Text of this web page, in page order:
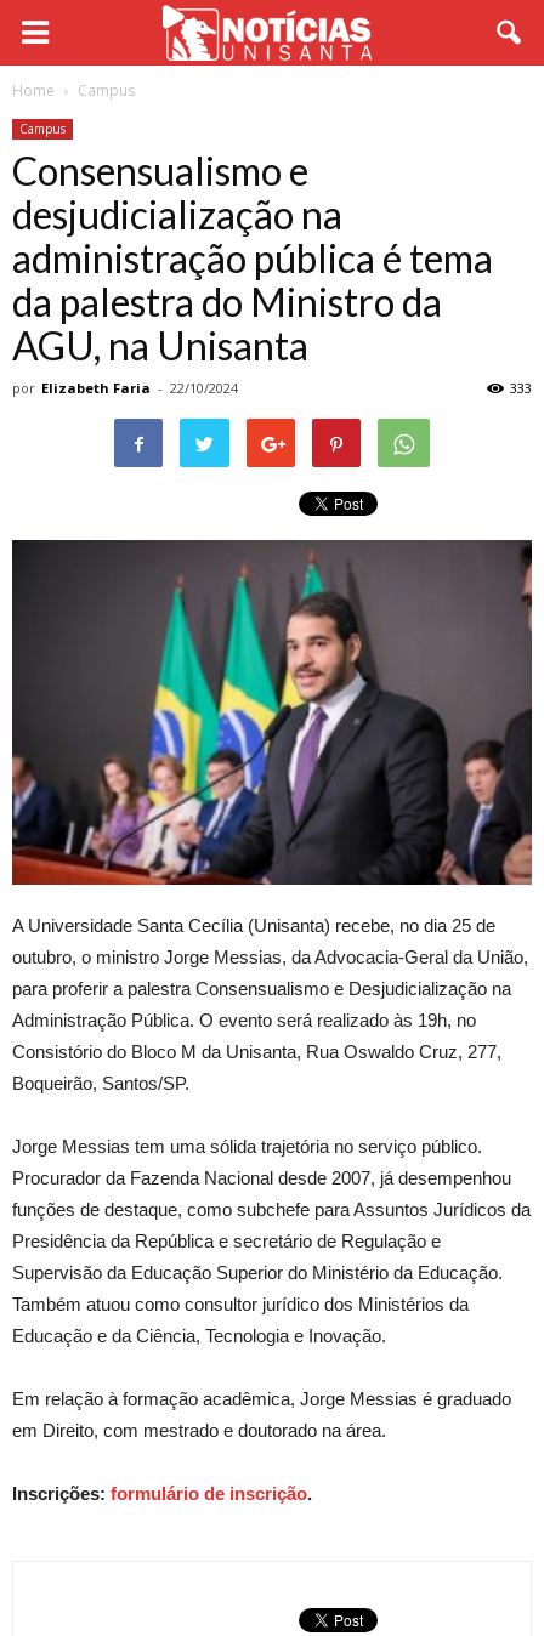
Home Campus
Campus
Consensualismo e
desjudicialização na
administração pública é tema
da palestra do Ministro da
AGU, na Unisanta
por Elizabeth Faria - 22/10/2024 333
A Universidade Santa Cecília (Unisanta) recebe, no dia 25 de
outubro, o ministro Jorge Messias, da Advocacia-Geral da União,
para proferir a palestra Consensualismo e Desjudicialização na
Administração Pública. O evento será realizado às 19h, no
Consistório do Bloco M da Unisanta, Rua Oswaldo Cruz, 277,
Boqueirão, Santos/SP.
Jorge Messias tem uma sólida trajetória no serviço público.
Procurador da Fazenda Nacional desde 2007, já desempenhou
funções de destaque, como subchefe para Assuntos Jurídicos da
Presidência da República e secretário de Regulação e
Supervisão da Educação Superior do Ministério da Educação.
Também atuou como consultor jurídico dos Ministérios da
Educação e da Ciência, Tecnologia e Inovação.
Em relação à formação acadêmica, Jorge Messias é graduado
em Direito, com mestrado e doutorado na área.
Inscrições: formulário de inscrição.